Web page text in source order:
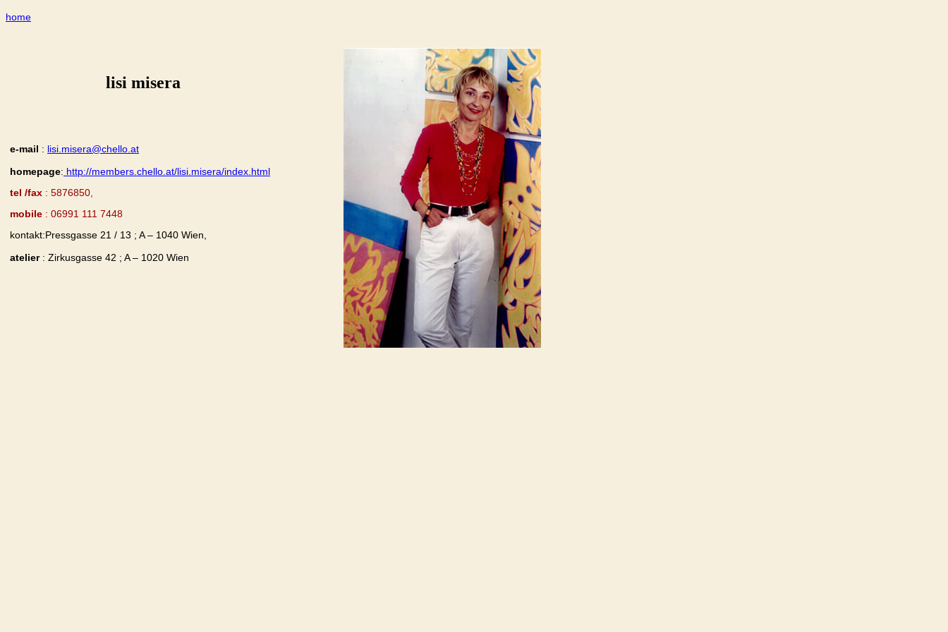
home
lisi misera
e-mail : lisi.misera@chello.at
homepage: http://members.chello.at/lisi.misera/index.html
tel /fax : 5876850,
mobile : 06991 111 7448
kontakt:Pressgasse 21 / 13 ; A – 1040 Wien,
atelier : Zirkusgasse 42 ; A – 1020 Wien